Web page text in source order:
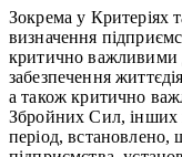
Зокрема у Критеріях
визначення
критично важливими
забезпечення
а також критично
Збройних Сил, інших
період,